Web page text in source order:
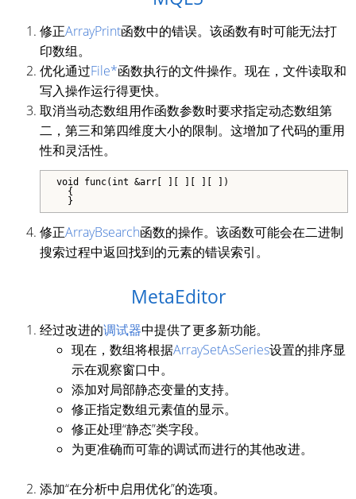
修正ArrayPrint函数中的错误。该函数有时可能无法打
印数组。
优化通过File*函数执行的文件操作。现在，文件读取和
写入操作运行得更快。
取消当动态数组用作函数参数时要求指定动态数组第
二，第三和第四维度大小的限制。这增加了代码的重用
性和灵活性。
void func(int &arr[ ][ ][ ][ ])
{
}
修正ArrayBsearch函数的操作。该函数可能会在二进制
搜索过程中返回找到的元素的错误索引。
MetaEditor
经过改进的调试器中提供了更多新功能。
现在，数组将根据ArraySetAsSeries设置的排序显
示在观察窗口中。
添加对局部静态变量的支持。
修正指定数组元素值的显示。
修正处理“静态”类字段。
为更准确而可靠的调试而进行的其他改进。
添加“在分析中启用优化”的选项。